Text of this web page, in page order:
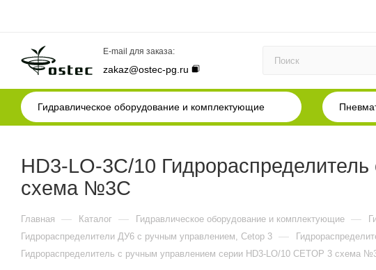
E-mail для заказа:
zakaz@ostec-pg.ru
Гидравлическое оборудование и комплектующие
HD3-LO-3C/10
схема №3C
Главная — Каталог — Гидравлическое оборудование и комплектующие —
Гидрораспределители ДУ6 с ручным управлением, Cetop 3 —
Гидрораспределитель с ручным управлением серии HD3-LO/10 CETOP 3 схема